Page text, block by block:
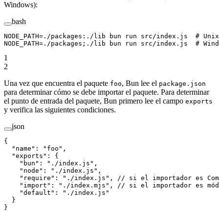
Windows):
bash
NODE_PATH= ./packages:./lib bun run src/index.js
#
NODE_PATH= ./packages ; ./lib bun run src/index.js
#
1
2
Una vez que encuentra el paquete foo, Bun lee el package.json
para determinar cómo se debe importar el paquete. Para determinar
el punto de entrada del paquete, Bun primero lee el campo exports
y verifica las siguientes condiciones.
json
{
  "name"
: "foo" ,
  "exports"
: {
    "bun"
: "./index.js" ,
    "node"
: "./index.js" ,
    "require"
: "./index.js" , // si el importador es
    "import"
: "./index.mjs" , // si el importador es
    "default"
:
"./index.js"
  }
}